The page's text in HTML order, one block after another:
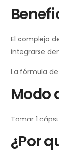
El complejo
integrarse
La fórmula
Modo
Tomar 1
¿Por